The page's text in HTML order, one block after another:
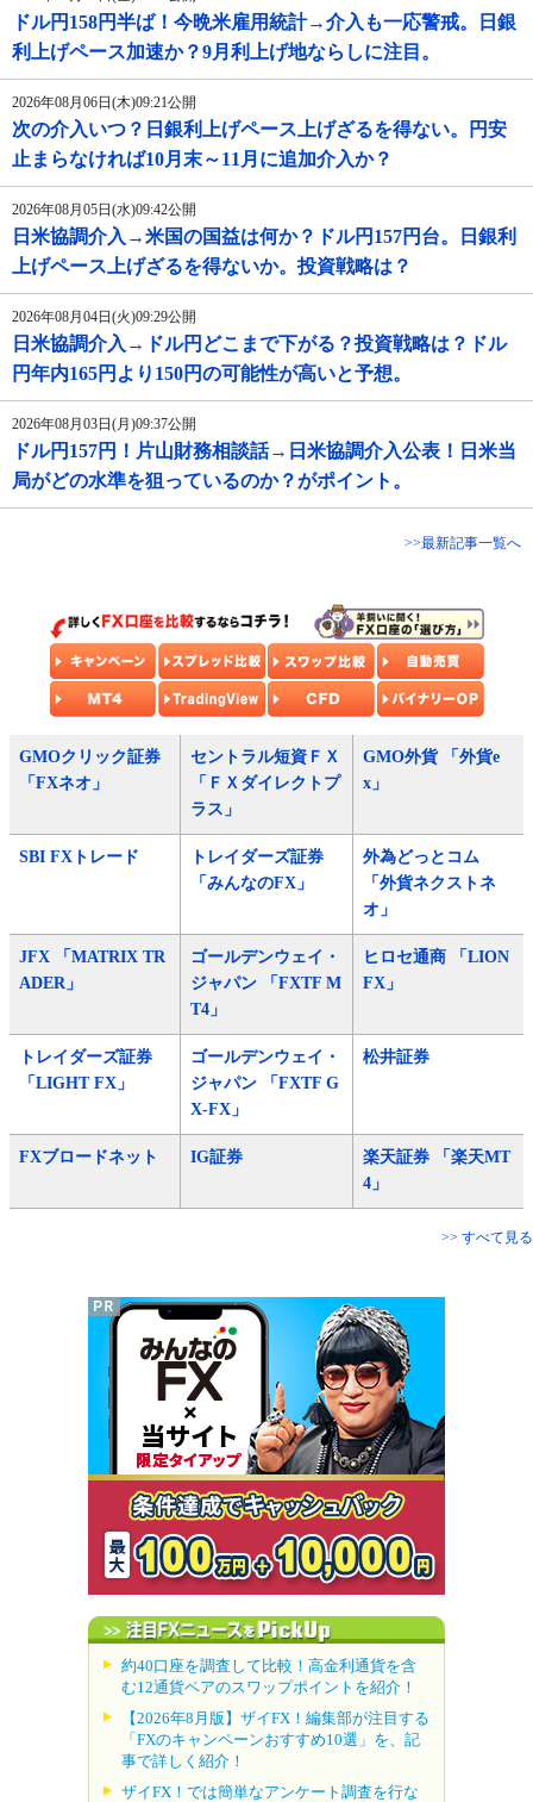
ドル円158円半ば！今晩米雇用統計→介入も一応警戒。日銀
利上げペース加速か？9月利上げ地ならしに注目。
2026年08月06日(木)09:21公開
次の介入いつ？日銀利上げペース上げざるを得ない。円安
止まらなければ10月末～11月に追加介入か？
2026年08月05日(水)09:42公開
日米協調介入→米国の国益は何か？ドル円157円台。日銀利
上げペース上げざるを得ないか。投資戦略は？
2026年08月04日(火)09:29公開
日米協調介入→ドル円どこまで下がる？投資戦略は？ドル
円年内165円より150円の可能性が高いと予想。
2026年08月03日(月)09:37公開
ドル円157円！片山財務相談話→日米協調介入公表！日米当
局がどの水準を狙っているのか？がポイント。
>>最新記事一覧へ
GMOクリック証券
「FXネオ」
セントラル短資ＦＸ
「ＦＸダイレクトプ
ラス」
GMO外貨 「外貨e
x」
SBI FXトレード
トレイダーズ証券
「みんなのFX」
外為どっとコム
「外貨ネクストネ
オ」
JFX 「MATRIX TR
ADER」
ゴールデンウェイ・
ジャパン 「FXTF M
T4」
ヒロセ通商 「LION
FX」
トレイダーズ証券
「LIGHT FX」
ゴールデンウェイ・
ジャパン 「FXTF G
X-FX」
松井証券
FXブロードネット IG証券
楽天証券 「楽天MT
4」
>> すべて見る
約40口座を調査して比較！高金利通貨を含
む12通貨ペアのスワップポイントを紹介！
【2026年8月版】ザイFX！編集部が注目する
「FXのキャンペーンおすすめ10選」を、記
事で詳しく紹介！
ザイFX！では簡単なアンケート調査を行な